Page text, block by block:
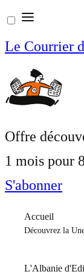
Aller
au
contenu
Le Courrier
Offre
1 mois pour
S'abonner
Accueil
Découvrez la
L'Albanie